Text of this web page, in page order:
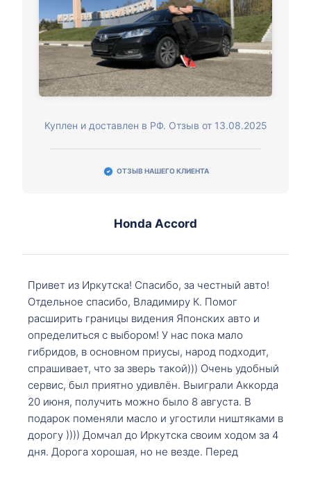
Куплен и доставлен в РФ. Отзыв от 13.08.2025
ОТЗЫВ НАШЕГО КЛИЕНТА
Honda Accord
Привет из Иркутска! Спасибо, за честный авто!
Отдельное спасибо, Владимиру К. Помог
расширить границы видения Японских авто и
определиться с выбором! У нас пока мало
гибридов, в основном приусы, народ подходит,
спрашивает, что за зверь такой))) Очень удобный
сервис, был приятно удивлён. Выиграли Аккорда
20 июня, получить можно было 8 августа. В
подарок поменяли масло и угостили ништяками в
дорогу )))) Домчал до Иркутска своим ходом за 4
дня. Дорога хорошая, но не везде. Перед